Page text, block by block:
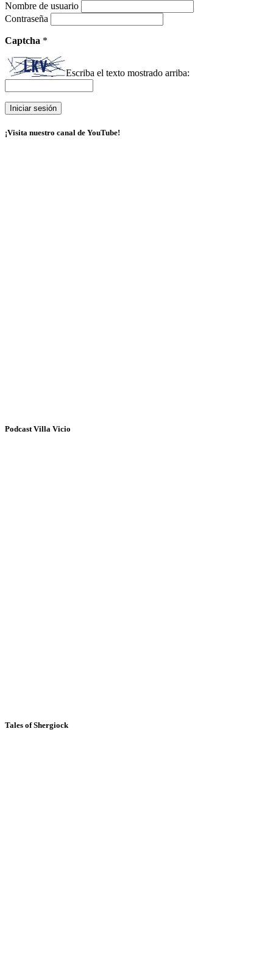
Nombre de usuario
Contraseña
Captcha *
Escriba el texto mostrado arriba:
¡Visita nuestro canal de YouTube!
Podcast Villa Vicio
Tales of Shergiock